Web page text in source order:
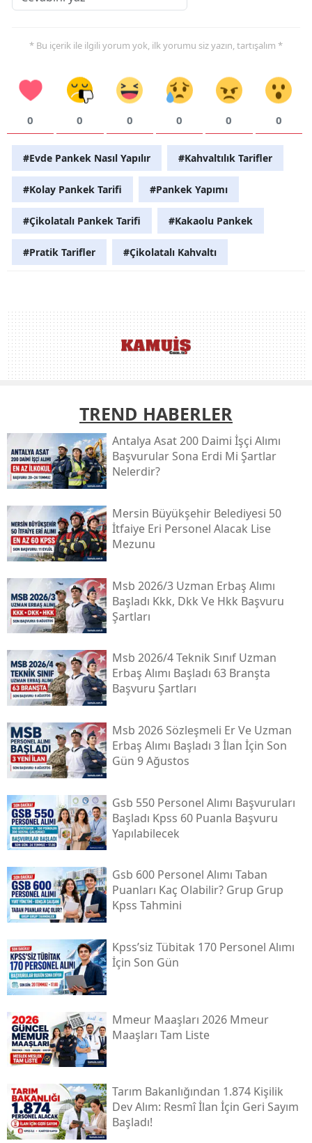
* Bu içerik ile ilgili yorum yok, ilk yorumu siz yazın, tartışalım *
0 0 0 0 0 0
#Evde Pankek Nasıl Yapılır #Kahvaltılık Tarifler
#Kolay Pankek Tarifi #Pankek Yapımı
#Çikolatalı Pankek Tarifi #Kakaolu Pankek
#Pratik Tarifler #Çikolatalı Kahvaltı
TREND HABERLER
Antalya Asat 200 Daimi İşçi Alımı
Başvurular Sona Erdi Mi Şartlar
Nelerdir?
Mersin Büyükşehir Belediyesi 50
İtfaiye Eri Personel Alacak Lise
Mezunu
Msb 2026/3 Uzman Erbaş Alımı
Başladı Kkk, Dkk Ve Hkk Başvuru
Şartları
Msb 2026/4 Teknik Sınıf Uzman
Erbaş Alımı Başladı 63 Branşta
Başvuru Şartları
Msb 2026 Sözleşmeli Er Ve Uzman
Erbaş Alımı Başladı 3 İlan İçin Son
Gün 9 Ağustos
Gsb 550 Personel Alımı Başvuruları
Başladı Kpss 60 Puanla Başvuru
Yapılabilecek
Gsb 600 Personel Alımı Taban
Puanları Kaç Olabilir? Grup Grup
Kpss Tahmini
Kpss’siz Tübi̇tak 170 Personel Alımı
İçin Son Gün
Mmeur Maaşları 2026 Mmeur
Maaşları Tam Liste
Tarım Bakanlığından 1.874 Kişilik
Dev Alım: Resmî İlan İçin Geri Sayım
Başladı!